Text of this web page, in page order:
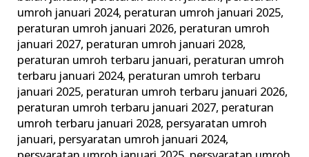
umroh januari 2024, peraturan umroh januari 2025,
peraturan umroh januari 2026, peraturan umroh
januari 2027, peraturan umroh januari 2028,
peraturan umroh terbaru januari, peraturan umroh
terbaru januari 2024, peraturan umroh terbaru
januari 2025, peraturan umroh terbaru januari 2026,
peraturan umroh terbaru januari 2027, peraturan
umroh terbaru januari 2028, persyaratan umroh
januari, persyaratan umroh januari 2024,